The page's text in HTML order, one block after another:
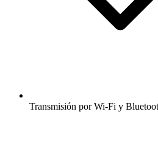
Transmisión por Wi-Fi y